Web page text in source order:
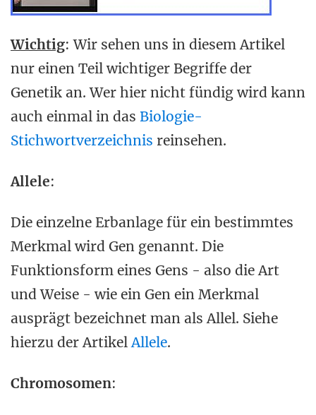
Wichtig: Wir sehen uns in diesem Artikel
nur einen Teil wichtiger Begriffe der
Genetik an. Wer hier nicht fündig wird kann
auch einmal in das Biologie-
Stichwortverzeichnis reinsehen.
Allele:
Die einzelne Erbanlage für ein bestimmtes
Merkmal wird Gen genannt. Die
Funktionsform eines Gens - also die Art
und Weise - wie ein Gen ein Merkmal
ausprägt bezeichnet man als Allel. Siehe
hierzu der ArtikelAllele.
Chromosomen: